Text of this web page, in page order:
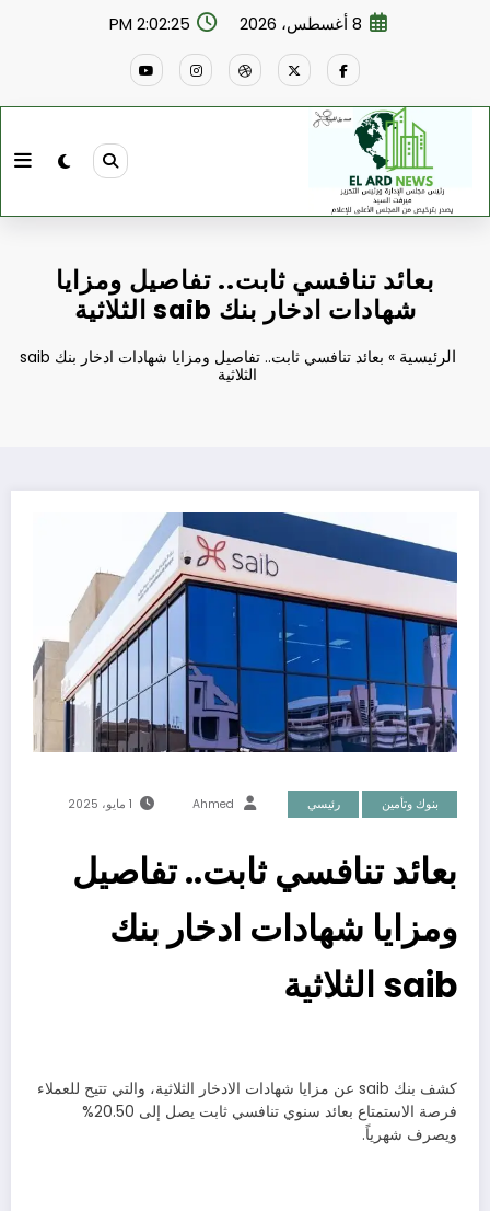
8 أغسطس، 2026 2:02:26 PM
بعائد تنافسي ثابت.. تفاصيل ومزايا
شهادات ادخار بنك saib الثلاثية
الرئيسية »
بعائد تنافسي ثابت.. تفاصيل ومزايا شهادات ادخار بنك saib
الثلاثية
بنوك وتأمين رئيسي Ahmed 1 مايو، 2025
بعائد تنافسي ثابت.. تفاصيل
ومزايا شهادات ادخار بنك
saib الثلاثية
كشف بنك saib عن مزايا شهادات الادخار الثلاثية، والتي تتيح للعملاء
فرصة الاستمتاع بعائد سنوي تنافسي ثابت يصل إلى 20.50%
ويصرف شهرياً.